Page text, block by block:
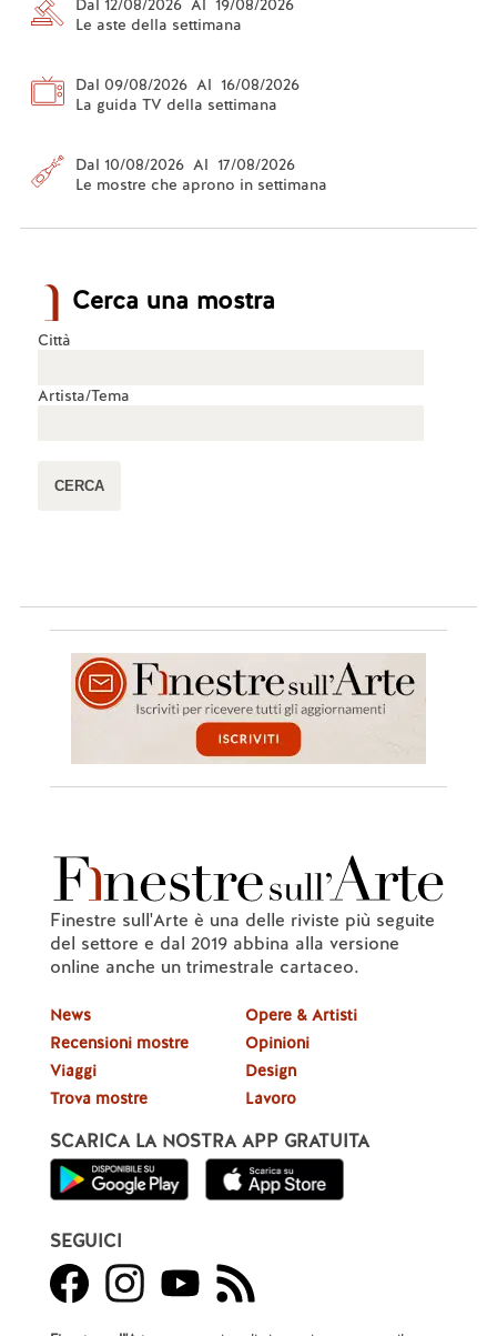
Dal 12/08/2026 Al 19/08/2026
Le aste della settimana
Dal 09/08/2026 Al 16/08/2026
La guida TV della settimana
Dal 10/08/2026 Al 17/08/2026
Le mostre che aprono in settimana
Cerca una mostra
Città
Artista/Tema
Finestre sull'Arte è una delle riviste più seguite
del settore e dal 2019 abbina alla versione
online anche un trimestrale cartaceo.
News
Recensioni mostre
Viaggi
Trova mostre
Opere & Artisti
Opinioni
Design
Lavoro
SCARICA LA NOSTRA APP GRATUITA
SEGUICI